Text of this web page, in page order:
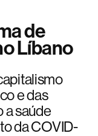
de
Líbano
e das
a saúde
da COVID-